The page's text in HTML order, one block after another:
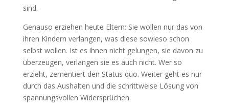
sind.
Genauso erziehen heute Eltern: Sie wollen nur das von
ihren Kindern verlangen, was diese sowieso schon
selbst wollen. Ist es ihnen nicht gelungen, sie davon zu
überzeugen, verlangen sie es auch nicht. Wer so
erzieht, zementiert den Status quo. Weiter geht es nur
durch das Aushalten und die schrittweise Lösung von
spannungsvollen Widersprüchen.